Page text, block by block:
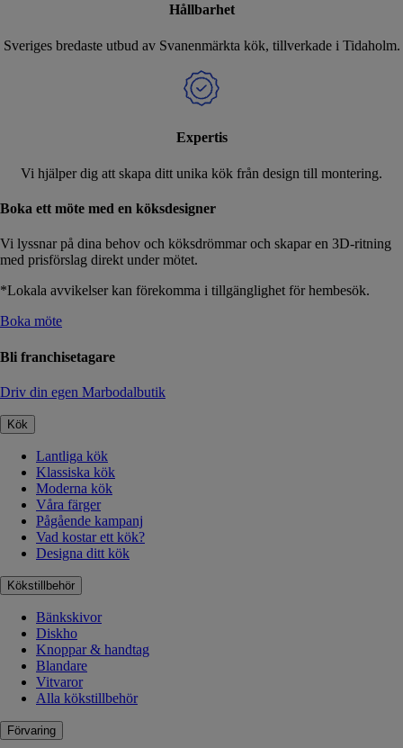
Hållbarhet
Sveriges bredaste utbud av Svanenmärkta kök, tillverkade i Tidaholm.
Expertis
Vi hjälper dig att skapa ditt unika kök från design till montering.
Boka ett möte med en köksdesigner
Vi lyssnar på dina behov och köksdrömmar och skapar en 3D-ritning
med prisförslag direkt under mötet.
*Lokala avvikelser kan förekomma i tillgänglighet för hembesök.
Boka möte
Bli franchisetagare
Driv din egen Marbodalbutik
Kök
Lantliga kök
Klassiska kök
Moderna kök
Våra färger
Pågående kampanj
Vad kostar ett kök?
Designa ditt kök
Kökstillbehör
Bänkskivor
Diskho
Knoppar & handtag
Blandare
Vitvaror
Alla kökstillbehör
Förvaring